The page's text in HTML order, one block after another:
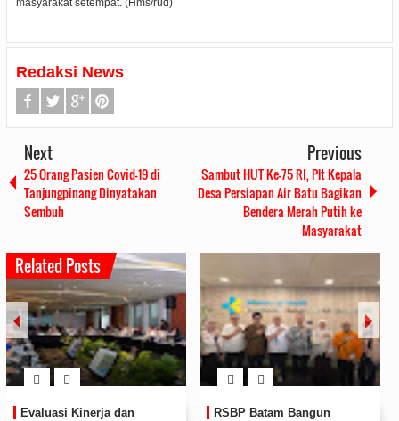
masyarakat setempat. (Hms/rud)
Redaksi News
Next
25 Orang Pasien Covid-19 di
Tanjungpinang Dinyatakan
Sembuh
Previous
Sambut HUT Ke-75 RI, Plt Kepala
Desa Persiapan Air Batu Bagikan
Bendera Merah Putih ke
Masyarakat
Related Posts
RSBP Batam Bangun
Respon Cepat Tangani